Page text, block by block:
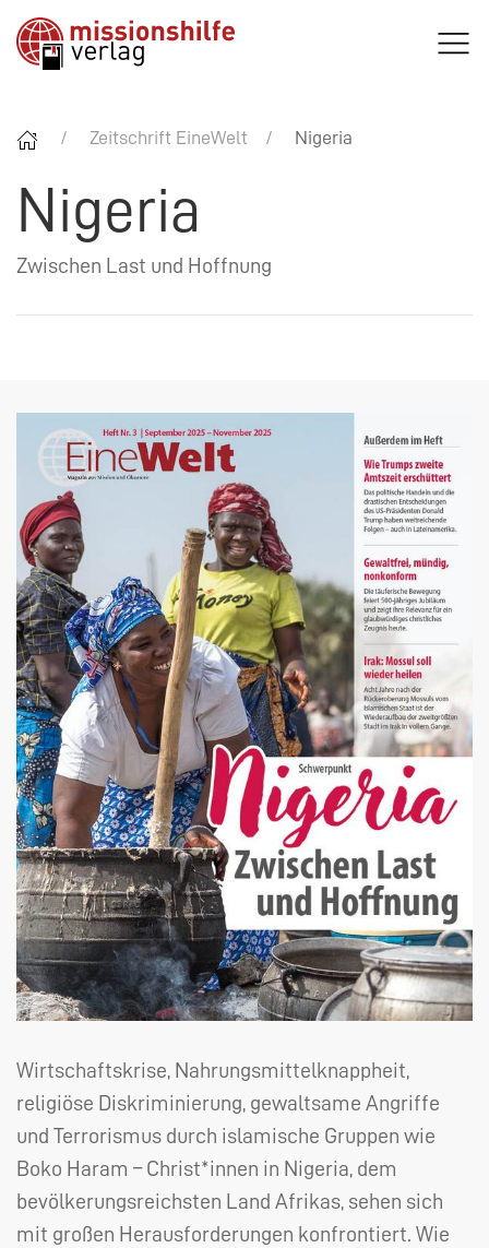
Zeitschrift EineWelt Nigeria
Nigeria
Zwischen Last und Hoffnung
Wirtschaftskrise, Nahrungsmittelknappheit,
religiöse Diskriminierung, gewaltsame Angriffe
und Terrorismus durch islamische Gruppen wie
Boko Haram – Christ*innen in Nigeria, dem
bevölkerungsreichsten Land Afrikas, sehen sich
mit großen Herausforderungen konfrontiert. Wie